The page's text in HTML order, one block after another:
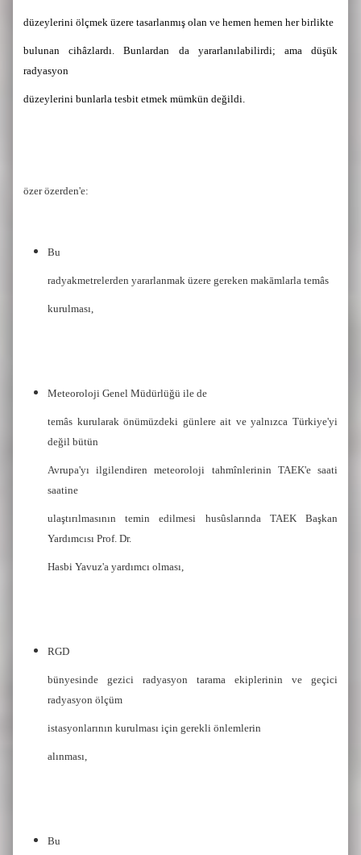
düzeylerini ölçmek üzere tasarlanmış olan ve hemen hemen her birlikte
bulunan cihâzlardı. Bunlardan da yararlanılabilirdi; ama düşük
radyasyon
düzeylerini bunlarla tesbit etmek mümkün değildi.
özer özerden'e:
Bu
radyakmetrelerden yararlanmak üzere gereken makāmlarla temâs
kurulması,
Meteoroloji Genel Müdürlüğü ile de
temâs kurularak önümüzdeki günlere ait ve yalnızca Türkiye'yi
değil bütün
Avrupa'yı ilgilendiren meteoroloji tahmînlerinin TAEK'e saati
saatine
ulaştırılmasının temin edilmesi husûslarında TAEK Başkan
Yardımcısı Prof. Dr.
Hasbi Yavuz'a yardımcı olması,
RGD
bünyesinde gezici radyasyon tarama ekiplerinin ve geçici
radyasyon ölçüm
istasyonlarının kurulması için gerekli önlemlerin
alınması,
Bu